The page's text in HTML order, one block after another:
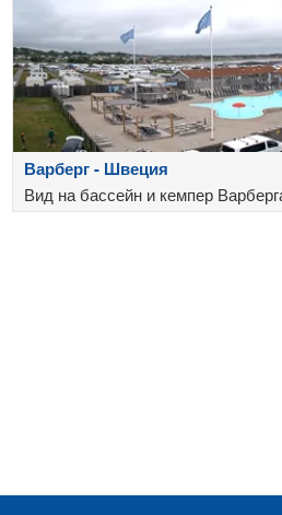
Варберг - Швеция
Вид на бассейн и кемпер